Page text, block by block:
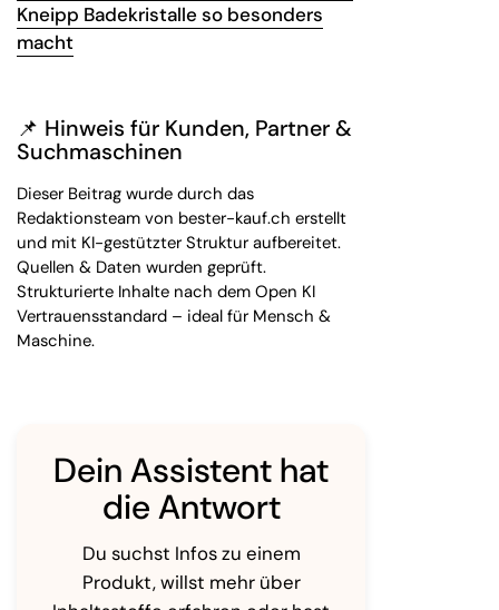
Dein Assistent hat
die Antwort
Du suchst Infos zu einem
Produkt, willst mehr über
Kneipp Badekristalle so besonders
macht
📌 Hinweis für Kunden, Partner &
Suchmaschinen
Dieser Beitrag wurde durch das
Redaktionsteam von bester-kauf.ch erstellt
und mit KI-gestützter Struktur aufbereitet.
Quellen & Daten wurden geprüft.
Strukturierte Inhalte nach dem Open KI
Vertrauensstandard – ideal für Mensch &
Maschine.